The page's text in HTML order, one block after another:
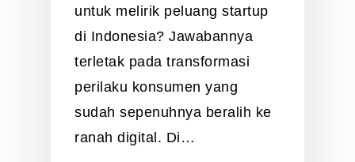
untuk melirik peluang startup
di Indonesia? Jawabannya
terletak pada transformasi
perilaku konsumen yang
sudah sepenuhnya beralih ke
ranah digital. Di…